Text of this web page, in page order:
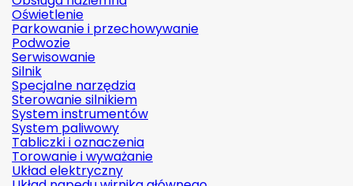
Oświetlenie
Parkowanie i przechowywanie
Podwozie
Serwisowanie
Silnik
Specjalne narzędzia
Sterowanie silnikiem
System instrumentów
System paliwowy
Tabliczki i oznaczenia
Torowanie i wyważanie
Układ elektryczny